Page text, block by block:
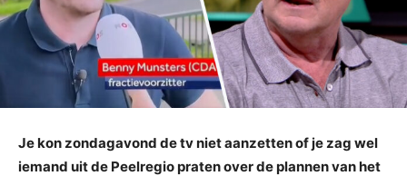
Je kon zondagavond de tv niet aanzetten of je zag wel
iemand uit de Peelregio praten over de plannen van het